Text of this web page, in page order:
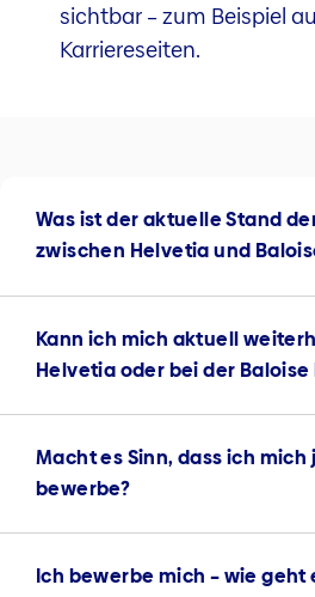
sichtbar – zum Beispiel
Karriereseiten.
Was ist der aktuelle Stand
zwischen Helvetia und
Kann ich mich aktuell
Helvetia oder bei der
Macht es Sinn, dass ich mich
bewerbe?
Ich bewerbe mich – wie geht